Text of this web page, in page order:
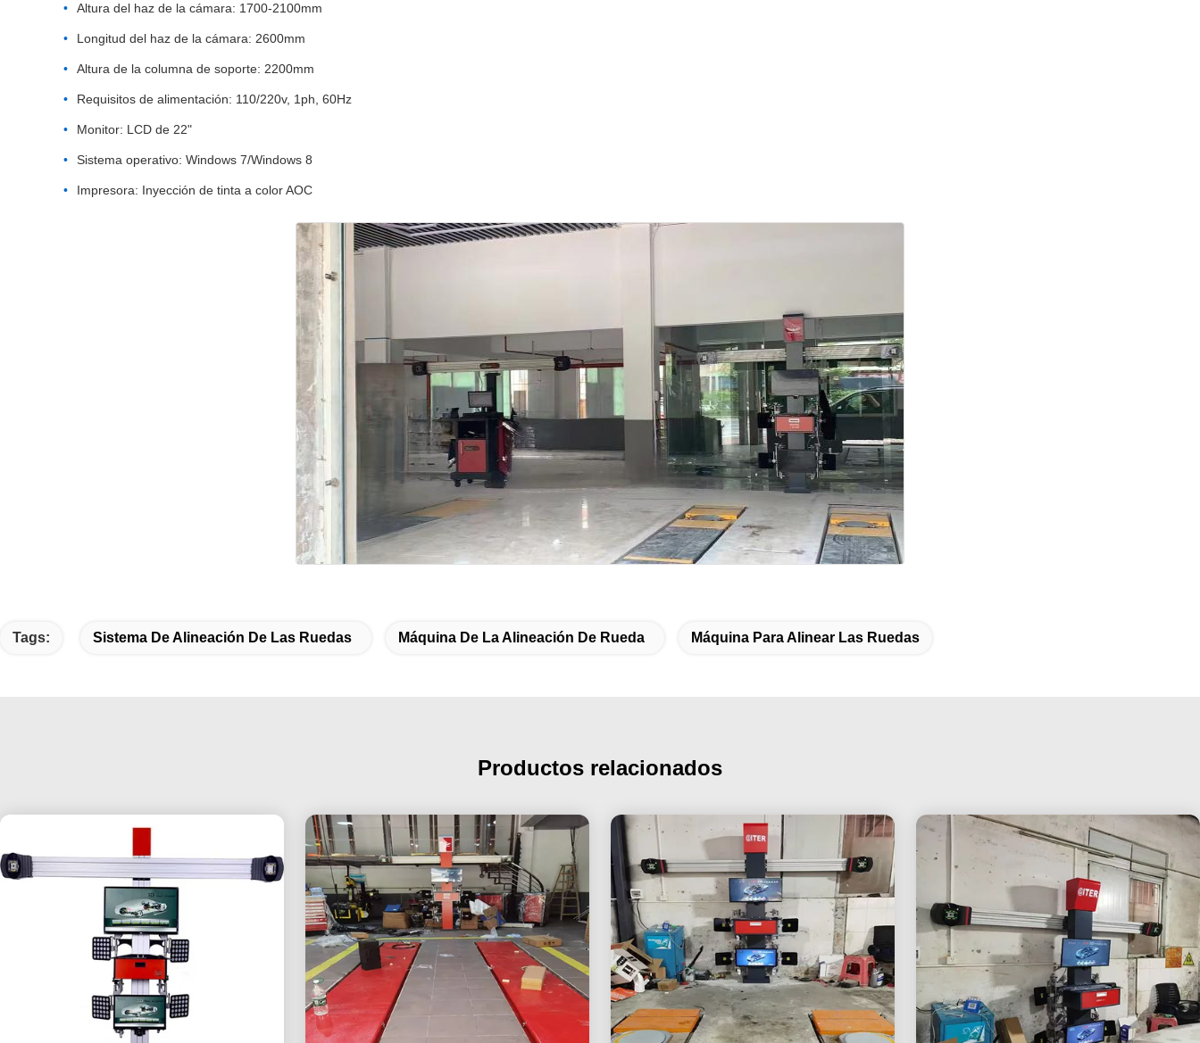
Altura del haz de la cámara: 1700-2100mm
Longitud del haz de la cámara: 2600mm
Altura de la columna de soporte: 2200mm
Requisitos de alimentación: 110/220v, 1ph, 60Hz
Monitor: LCD de 22"
Sistema operativo: Windows 7/Windows 8
Impresora: Inyección de tinta a color AOC
Tags: Sistema De Alineación De Las Ruedas Máquina De La Alineación De Rueda Máquina Para Alinear Las Ruedas
Productos relacionados